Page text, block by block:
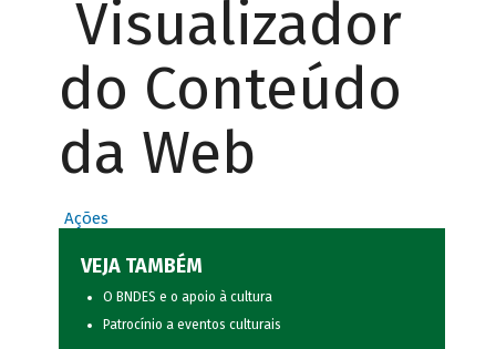
Visualizador
do Conteúdo
da Web
Ações
VEJA TAMBÉM
O BNDES e o apoio à cultura
Patrocínio a eventos culturais